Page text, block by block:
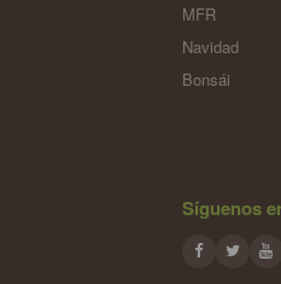
MFR
Navidad
Bonsái
Síguenos